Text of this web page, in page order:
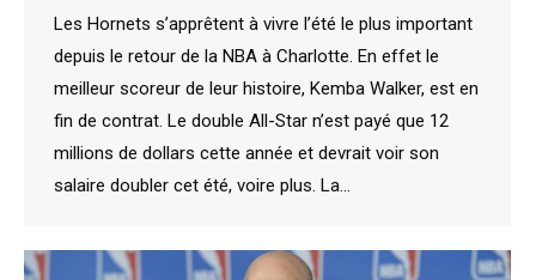
Les Hornets s’apprêtent à vivre l’été le plus important
depuis le retour de la NBA à Charlotte. En effet le
meilleur scoreur de leur histoire, Kemba Walker, est en
fin de contrat. Le double All-Star n’est payé que 12
millions de dollars cette année et devrait voir son
salaire doubler cet été, voire plus. La…